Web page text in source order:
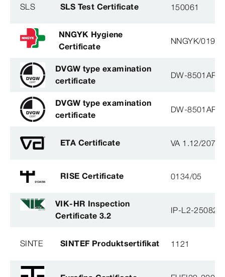
SLS SLS Test Certificate 150061
NNGYK Hygiene
Certificate
NNGYK/
DVGW type examination
certificate
DW-
DVGW type examination
certificate
DW-
ETA Certificate VA 1.12/20786
RISE Certificate 0134/05
VIK-HR Inspection
Certificate 3.2
IP-L2-250825
SINTE SINTEF Produktsertifikat 1121